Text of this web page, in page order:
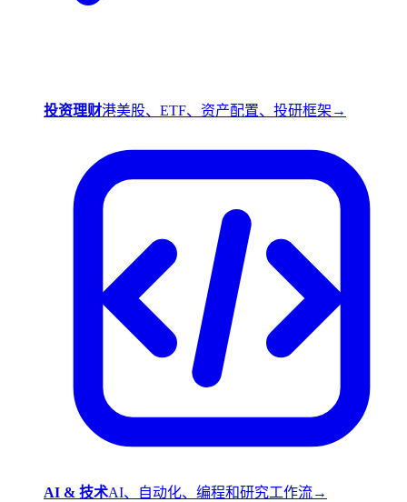
投资理财港美股、ETF、资产配置、投研框架 →
AI & 技术AI、自动化、编程和研究工作流→